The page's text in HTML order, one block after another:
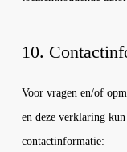
10.
Voor vragen en/of
en deze verklaring
contactinformatie: